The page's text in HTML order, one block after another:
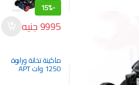
-
15%
9995جنيه
11800جنيه
ماكينة تخانة ورابوة
1250 وات APT
موديل 3050355